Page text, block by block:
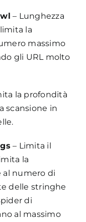
– Lunghezza
la
massimo
gli URL molto
la profondità
scansione in
– Limita il
la
al numero di
delle stringhe
di
al massimo